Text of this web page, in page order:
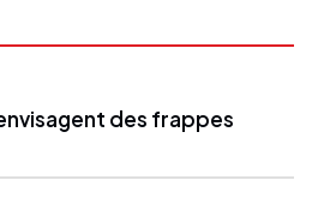
des frappes